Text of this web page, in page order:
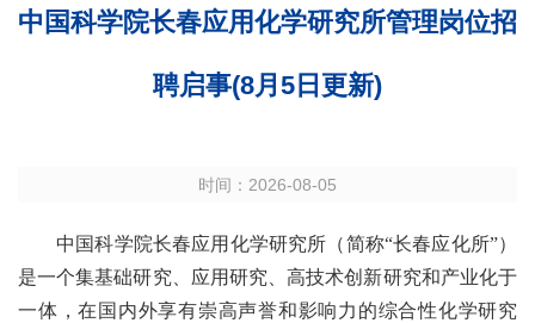
中国科学院长春应用化学研究所管理岗位招
聘启事(8月5日更新)
时间：2026-08-05
中国科学院长春应用化学研究所（简称“长春应化所”）
是一个集基础研究、应用研究、高技术创新研究和产业化于
一体，在国内外享有崇高声誉和影响力的综合性化学研究